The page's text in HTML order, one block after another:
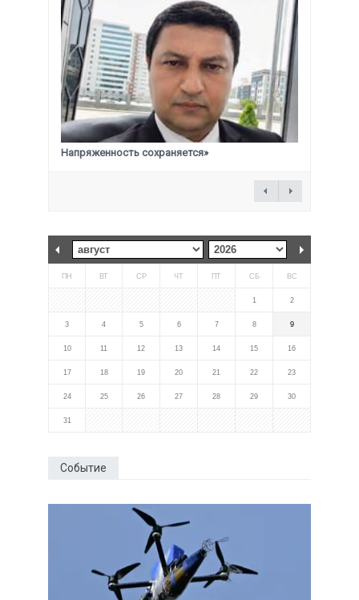
Напряженность сохраняется»
ПН ВТ СР ЧТ ПТ СБ ВС
1 2
3 4 5 6 7 8 9
10 11 12 13 14 15 16
17 18 19 20 21 22 23
24 25 26 27 28 29 30
31
Событие